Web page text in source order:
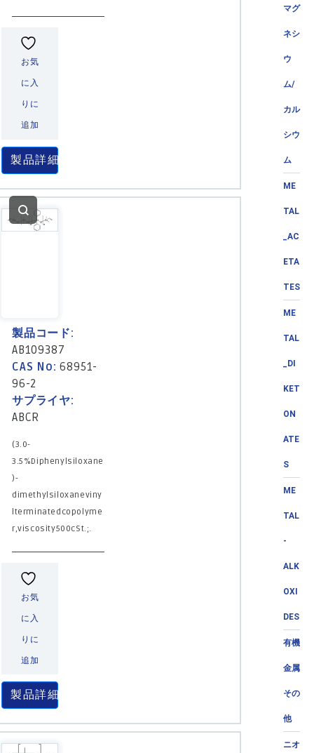
マグ
ネシ
ウ
ム/
カル
シウ
ム
ME
TAL
_AC
ETA
TES
ME
TAL
_DI
KET
ON
ATE
S
ME
TAL
-
ALK
OXI
DES
有機
金属
その
他
ニオ
お気
に入
りに
追加
製品詳細
製品コード:
AB109387
CAS No:68951-
96-2
サプライヤ:
ABCR
(3.0-
3.5%Diphenylsiloxane
)-
dimethylsiloxaneviny
lterminatedcopolyme
r,viscosity500cSt.;.
お気
に入
りに
追加
製品詳細